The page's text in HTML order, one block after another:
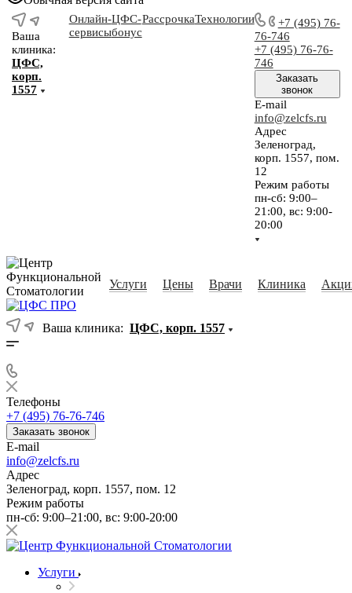
Ваша
клиника:
ЦФС,
корп.
1557
Онлайн-
сервисы
ЦФС-
бонус
РассрочкаТехнологии
+7 (495) 76-
76-746
+7 (495) 76-76-
746
Заказать
звонок
E-mail
info@zelcfs.ru
Адрес
Зеленоград,
корп. 1557, пом.
12
Режим работы
пн-сб: 9:00–
21:00, вс: 9:00-
20:00
Услуги Цены Врачи Клиника
Ваша клиника: ЦФС, корп. 1557
Телефоны
+7 (495) 76-76-746
Заказать звонок
E-mail
info@zelcfs.ru
Адрес
Зеленоград, корп. 1557, пом. 12
Режим работы
пн-сб: 9:00–21:00, вс: 9:00-20:00
Услуги